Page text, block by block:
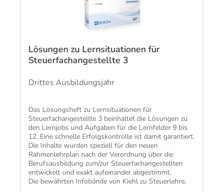
Lösungen zu Lernsituationen für
Steuerfachangestellte 3
Drittes Ausbildungsjahr
Das Lösungsheft zu Lernsituationen für
Steuerfachangestellte 3 beinhaltet die Lösungen zu
den Lernjobs und Aufgaben für die Lernfelder 9 bis
12. Eine schnelle Erfolgskontrolle ist damit garantiert.
Die Inhalte wurden speziell für den neuen
Rahmenlehrplan nach der Verordnung über die
Berufsausbildung zum/zur Steuerfachangestellten
entwickelt und exakt aufeinander abgestimmt.
Die bewährten Infobände von Kiehl zu Steuerlehre,